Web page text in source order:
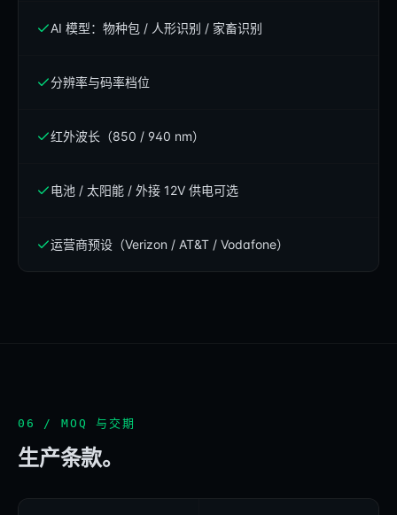
AI 模型：物种包 / 人形识别 / 家畜识别
分辨率与码率档位
红外波长（850 / 940 nm）
电池 / 太阳能 / 外接 12V 供电可选
运营商预设（Verizon / AT&T / Vodafone）
06 / MOQ 与交期
生产条款。